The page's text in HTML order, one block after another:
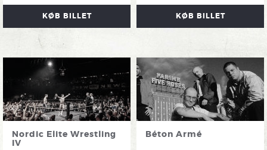
KØB BILLET KØB BILLET
Nordic Elite Wrestling
IV
Béton Armé